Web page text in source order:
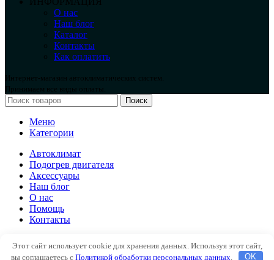
О нас
Наш блог
Каталог
Контакты
Как оплатить
Интернет-магазин автоклиматических систем.
Принимаем все виды оплаты.
Поиск
Меню
Категории
Автоклимат
Подогрев двигателя
Аксессуары
Наш блог
О нас
Помощь
Контакты
Подогрев двигателя
Этот сайт использует cookie для хранения данных. Используя этот сайт,
вы соглашаетесь сПолитикой обработки персональных данных OK